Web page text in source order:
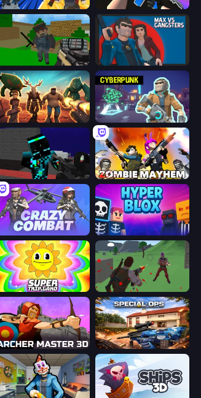
BuildNow GG War V: Survivor
Crazy Pixel Apocalypse Max vs Gangsters
Horde Crusher Cyberpunk: Resistance
Pixel Wars of Hero Zombie Mayhem
Crazy Combat Hyperblox Shooting
SuperTrip.Land Battle Royale Survival
Archer Master 3D: Castle Defense Special Ops: GO